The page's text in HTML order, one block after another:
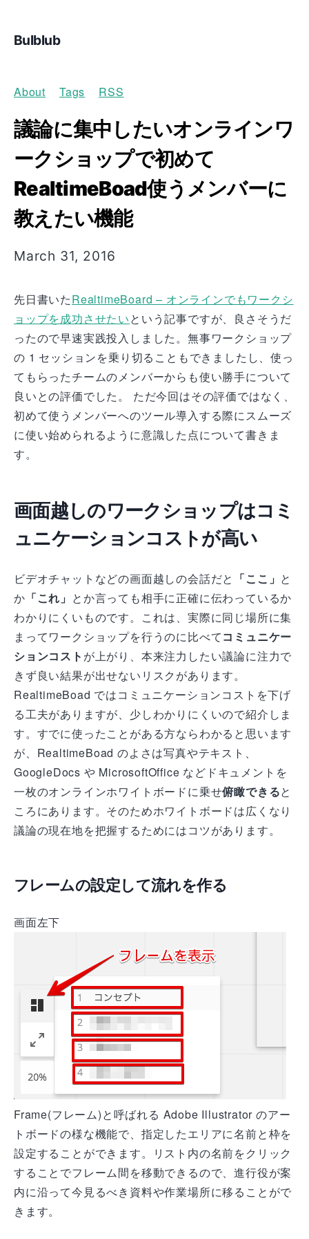
Bulblub
About Tags RSS
議論に集中したいオンラインワ
ークショップで初めて
RealtimeBoad使うメンバーに
教えたい機能
March 31, 2016
先日書いたRealtimeBoard – オンラインでもワークシ
ョップを成功させたいという記事ですが、良さそうだ
ったので早速実践投入しました。無事ワークショップ
の 1 セッションを乗り切ることもできましたし、使っ
てもらったチームのメンバーからも使い勝手について
良いとの評価でした。 ただ今回はその評価ではなく、
初めて使うメンバーへのツール導入する際にスムーズ
に使い始められるように意識した点について書きま
す。
画面越しのワークショップはコミ
ュニケーションコストが高い
ビデオチャットなどの画面越しの会話だと 「ここ」 と
か 「これ」 とか言っても相手に正確に伝わっているか
わかりにくいものです。これは、実際に同じ場所に集
まってワークショップを行うのに比べてコミュニケー
ションコスト が上がり、本来注力したい議論に注力で
きず良い結果が出せないリスクがあります。
RealtimeBoad ではコミュニケーションコストを下げ
る工夫がありますが、少しわかりにくいので紹介しま
す。すでに使ったことがある方ならわかると思います
が、RealtimeBoad のよさは写真やテキスト、
GoogleDocs や MicrosoftOffice などドキュメントを
一枚のオンラインホワイトボードに乗せ俯瞰できると
ころにあります。そのためホワイトボードは広くなり
議論の現在地を把握するためにはコツがあります。
フレームの設定して流れを作る
画面左下
Frame(フレーム)と呼ばれる Adobe Illustrator のアー
トボードの様な機能で、指定したエリアに名前と枠を
設定することができます。リスト内の名前をクリック
することでフレーム間を移動できるので、進行役が案
内に沿って今見るべき資料や作業場所に移ることがで
きます。